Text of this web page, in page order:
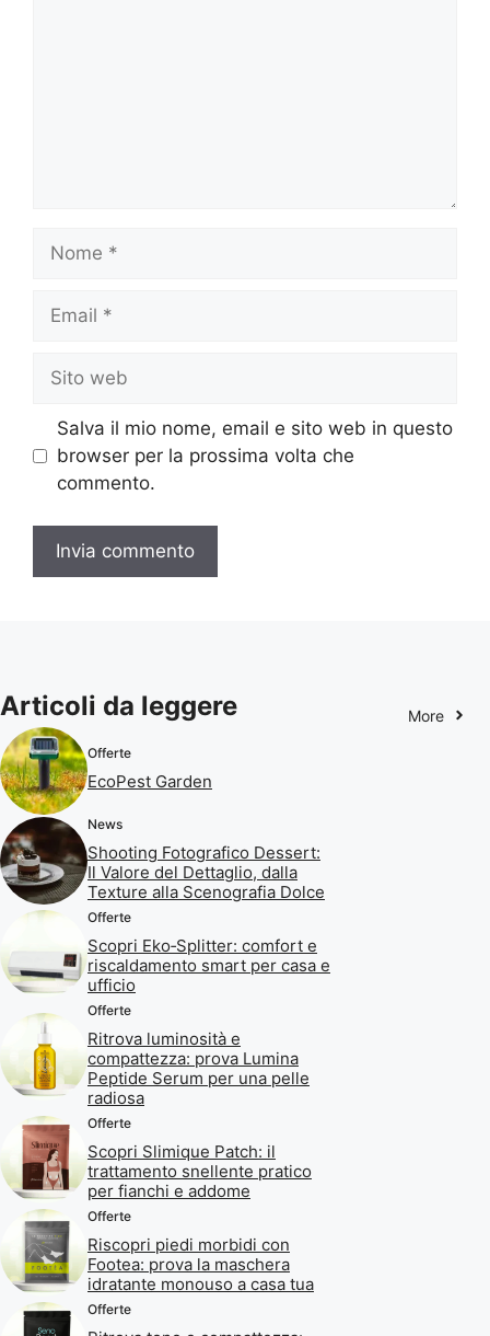
Nome
Email
Sito
web
Salva il mio nome, email e sito web in questo
browser per la prossima volta che
commento.
Articoli da leggere More
Offerte
EcoPest Garden
News
Shooting Fotografico Dessert:
Il Valore del Dettaglio, dalla
Texture alla Scenografia Dolce
Offerte
Scopri Eko‑Splitter: comfort e
riscaldamento smart per casa e
ufficio
Offerte
Ritrova luminosità e
compattezza: prova Lumina
Peptide Serum per una pelle
radiosa
Offerte
Scopri Slimique Patch: il
trattamento snellente pratico
per fianchi e addome
Offerte
Riscopri piedi morbidi con
Footea: prova la maschera
idratante monouso a casa tua
Offerte